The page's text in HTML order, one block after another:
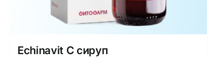
Echinavit C сируп